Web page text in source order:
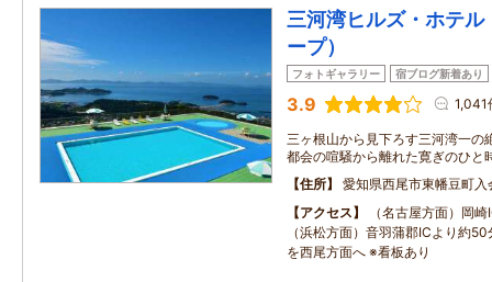
三河湾ヒルズ・ホテ
ープ）
フォトギャラリー 宿ブログ新着あり
3.9 1,041
三ヶ根山から見下ろす三河湾一の
都会の喧騒から離れた寛ぎのひと
住所
愛知県西尾市東幡豆町
アクセス
（名古屋方面）岡
（浜松方面）音羽蒲郡ICより約
を西尾方面へ ※看板あり